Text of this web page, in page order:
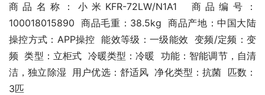
商品名称：小米KFR-72LW/N1A1  商品编号：
100018015890  商品毛重：38.5kg  商品产地：中国大陆
操控方式：APP操控  能效等级：一级能效  变频/定频：变
频  类型：立柜式  冷暖类型：冷暖  功能：智能调节，自清
洁，独立除湿  用户优选：舒适风  净化类型：抗菌  匹数：
3匹